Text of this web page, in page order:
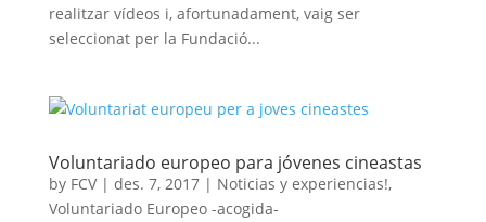
realitzar vídeos i, afortunadament, vaig ser
seleccionat per la Fundació...
Voluntariado europeo para jóvenes cineastas
by FCV| des. 7, 2017| Noticias y experiencias!,
Voluntariado Europeo -acogida-